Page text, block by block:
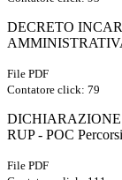
DECRETO
File PDF
Contatore click: 79
DICHIARAZIONE
RUP - POC
File PDF